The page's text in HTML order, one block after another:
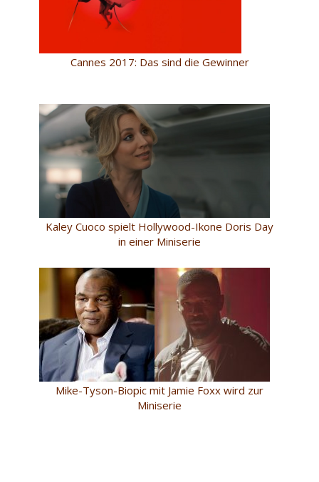
Cannes 2017: Das sind die Gewinner
Kaley Cuoco spielt Hollywood-Ikone Doris Day
in einer Miniserie
Mike-Tyson-Biopic mit Jamie Foxx wird zur
Miniserie